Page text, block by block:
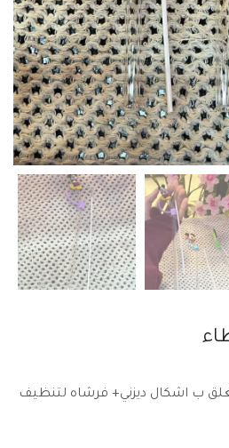
ب اشكال ديزني+ فرشاه لتنظيف